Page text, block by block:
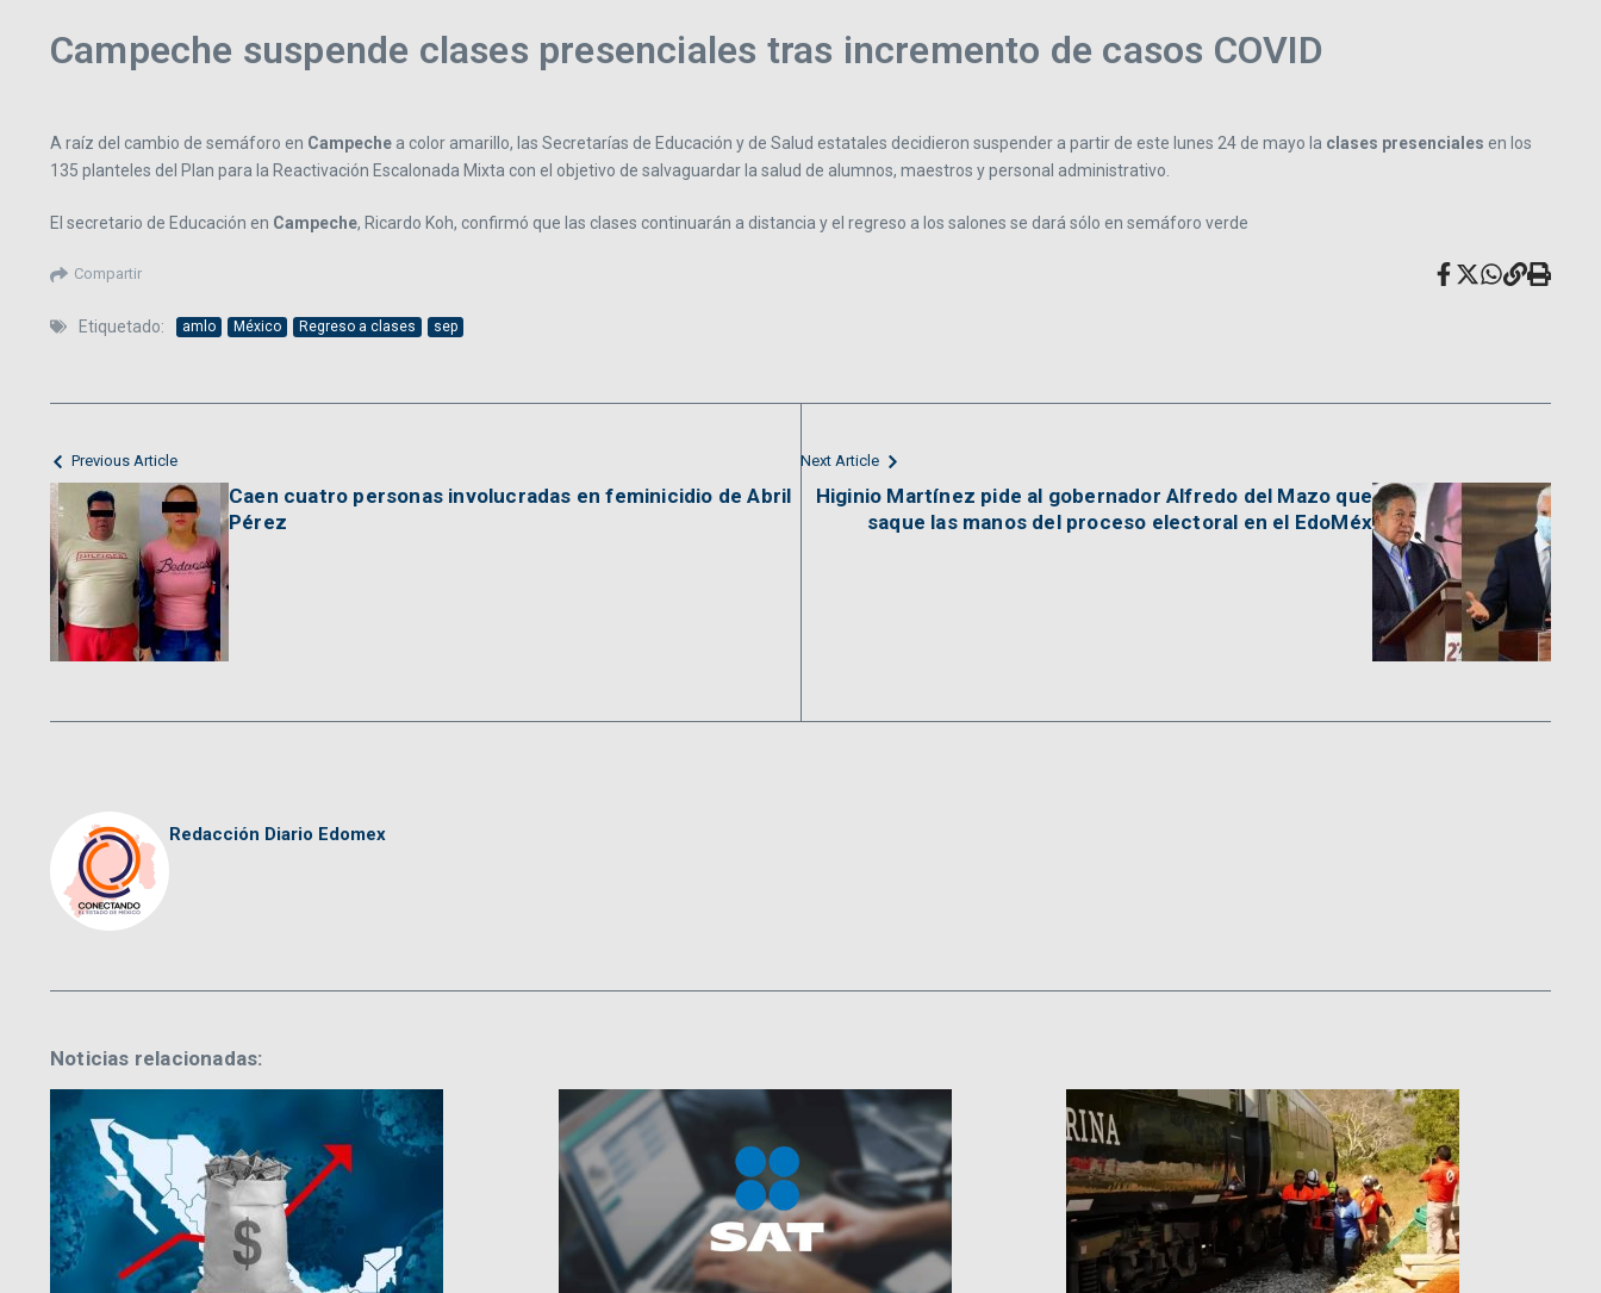
Campeche suspende clases presenciales tras incremento de casos COVID
A raíz del cambio de semáforo en Campeche a color amarillo, las Secretarías de Educación y de Salud estatales decidieron suspender a partir de este lunes 24 de mayo la clases presenciales en los
135 planteles del Plan para la Reactivación Escalonada Mixta con el objetivo de salvaguardar la salud de alumnos, maestros y personal administrativo.
El secretario de Educación en Campeche, Ricardo Koh, confirmó que las clases continuarán a distancia y el regreso a los salones se dará sólo en semáforo verde
Compartir
Etiquetado: amlo México Regreso a clases sep
Previous Article
Caen cuatro personas involucradas en feminicidio de Abril
Pérez
Next Article
Higinio Martínez pide al gobernador Alfredo del Mazo que
saque las manos del proceso electoral en el EdoMéx
Redacción Diario Edomex
Noticias relacionadas: